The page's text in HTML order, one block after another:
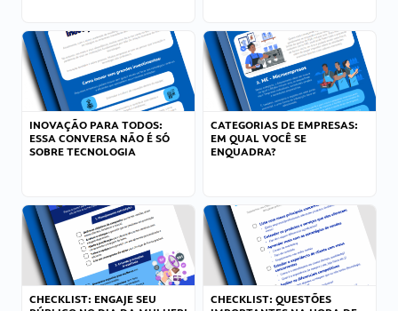
INOVAÇÃO PARA TODOS:
ESSA CONVERSA NÃO É SÓ
SOBRE TECNOLOGIA
CATEGORIAS DE EMPRESAS:
EM QUAL VOCÊ SE
ENQUADRA?
CHECKLIST: ENGAJE SEU
CHECKLIST: QUESTÕES